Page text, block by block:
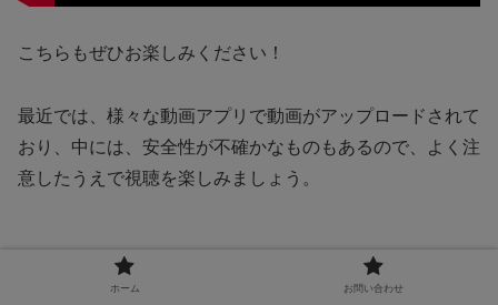
こちらもぜひお楽しみください！
最近では、様々な動画アプリで動画がアップロードされて
おり、中には、安全性が不確かなものもあるので、よく注
意したうえで視聴を楽しみましょう。
ホーム お問い合わせ